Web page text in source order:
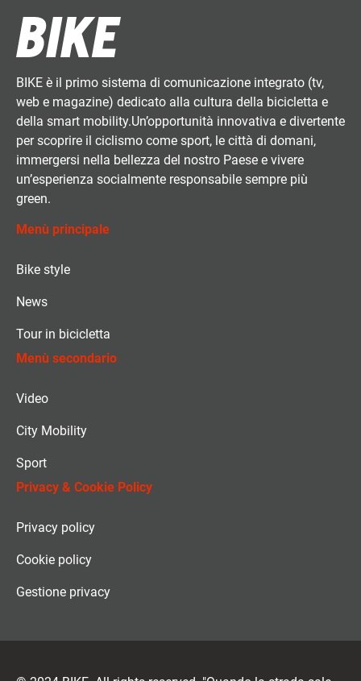
BIKE è il primo sistema di comunicazione integrato (tv,
web e magazine) dedicato alla cultura della bicicletta e
della smart mobility.Un’opportunità innovativa e divertente
per scoprire il ciclismo come sport, le città di domani,
immergersi nella bellezza del nostro Paese e vivere
un’esperienza socialmente responsabile sempre più
green.
Menù principale
Bike style
News
Tour in bicicletta
Menù secondario
Video
City Mobility
Sport
Privacy & Cookie Policy
Privacy policy
Cookie policy
Gestione privacy